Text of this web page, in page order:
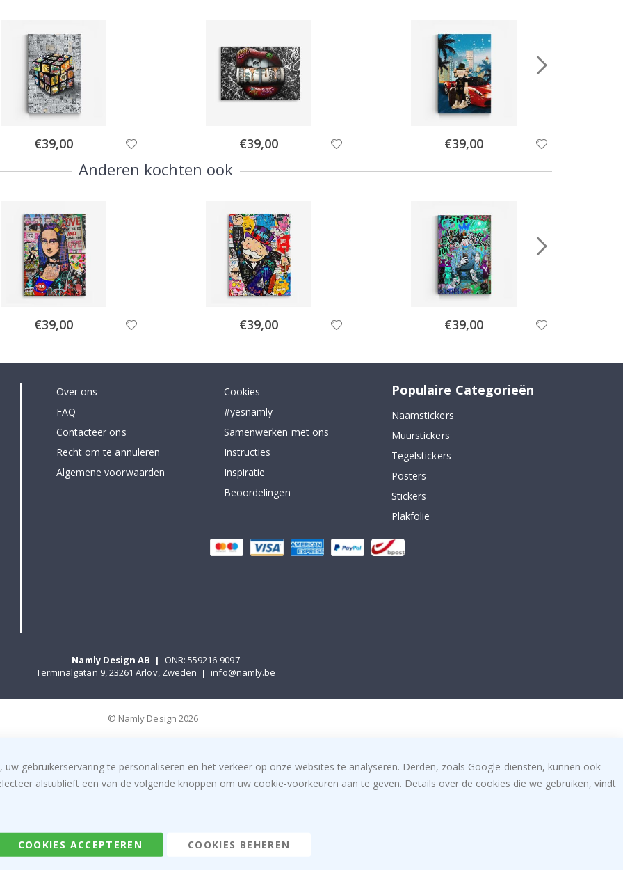
Special
Price
€39,00 Special
Price
€39,00 Special
Price
€39,00
Anderen kochten ook
Special
Price
€39,00 Special
Price
€39,00 Special
Price
€39,00
Over ons
FAQ
Contacteer ons
Recht om te annuleren
Algemene voorwaarden
Cookies
#yesnamly
Samenwerken met ons
Instructies
Inspiratie
Beoordelingen
Populaire Categorieën
Naamstickers
Muurstickers
Tegelstickers
Posters
Stickers
Plakfolie
Namly Design AB |
ONR: 559216-9097
Terminalgatan 9, 23261 Arlöv, Zweden | info@namly.be
© Namly Design 2026
gebruikerservaring te personaliseren en het verkeer op onze websites te analyseren. Derden, zoals Google-diensten, kunnen ook
alstublieft een van de volgende knoppen om uw cookie-voorkeuren aan te geven. Details over de cookies die we gebruiken, vindt
COOKIES ACCEPTEREN COOKIES BEHEREN